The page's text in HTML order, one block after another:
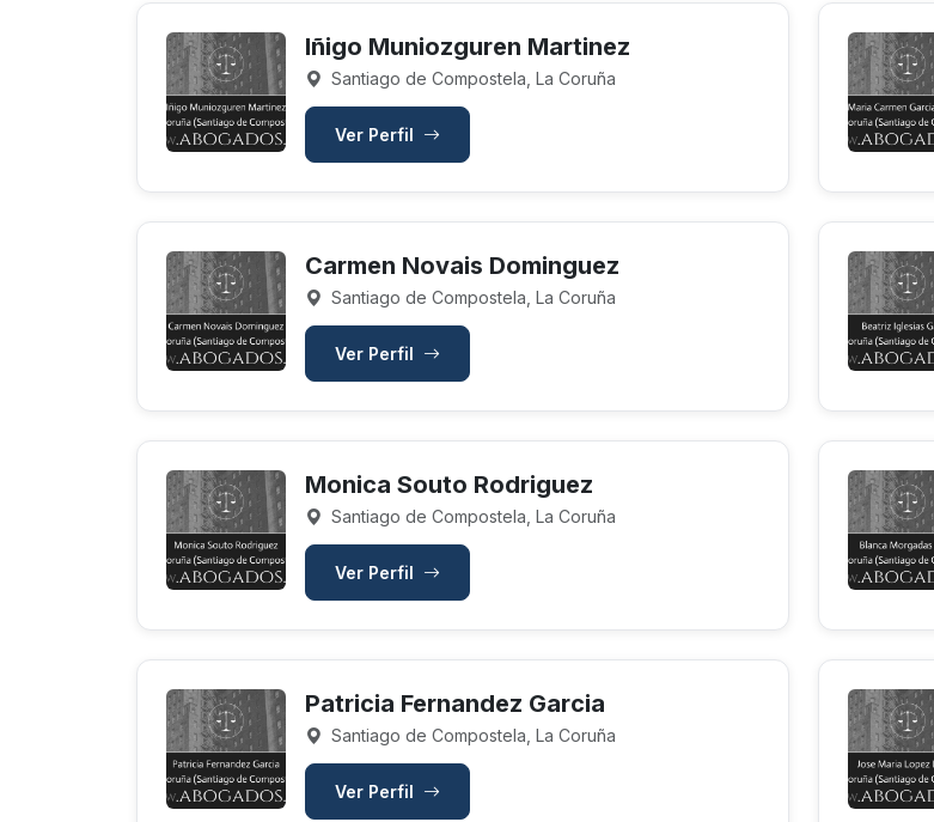
Iñigo Muniozguren Martinez
Santiago de Compostela, La Coruña
Ver Perfil
Carmen Novais Dominguez
Santiago de Compostela, La Coruña
Ver Perfil
Monica Souto Rodriguez
Santiago de Compostela, La Coruña
Ver Perfil
Patricia Fernandez Garcia
Santiago de Compostela, La Coruña
Ver Perfil